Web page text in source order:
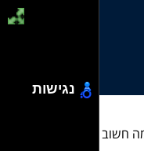
חשוב לדעת
נגישות